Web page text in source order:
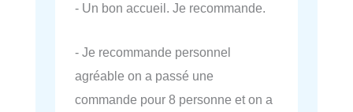
- Un bon accueil. Je recommande.
- Je recommande personnel
agréable on a passé une
commande pour 8 personne et on a